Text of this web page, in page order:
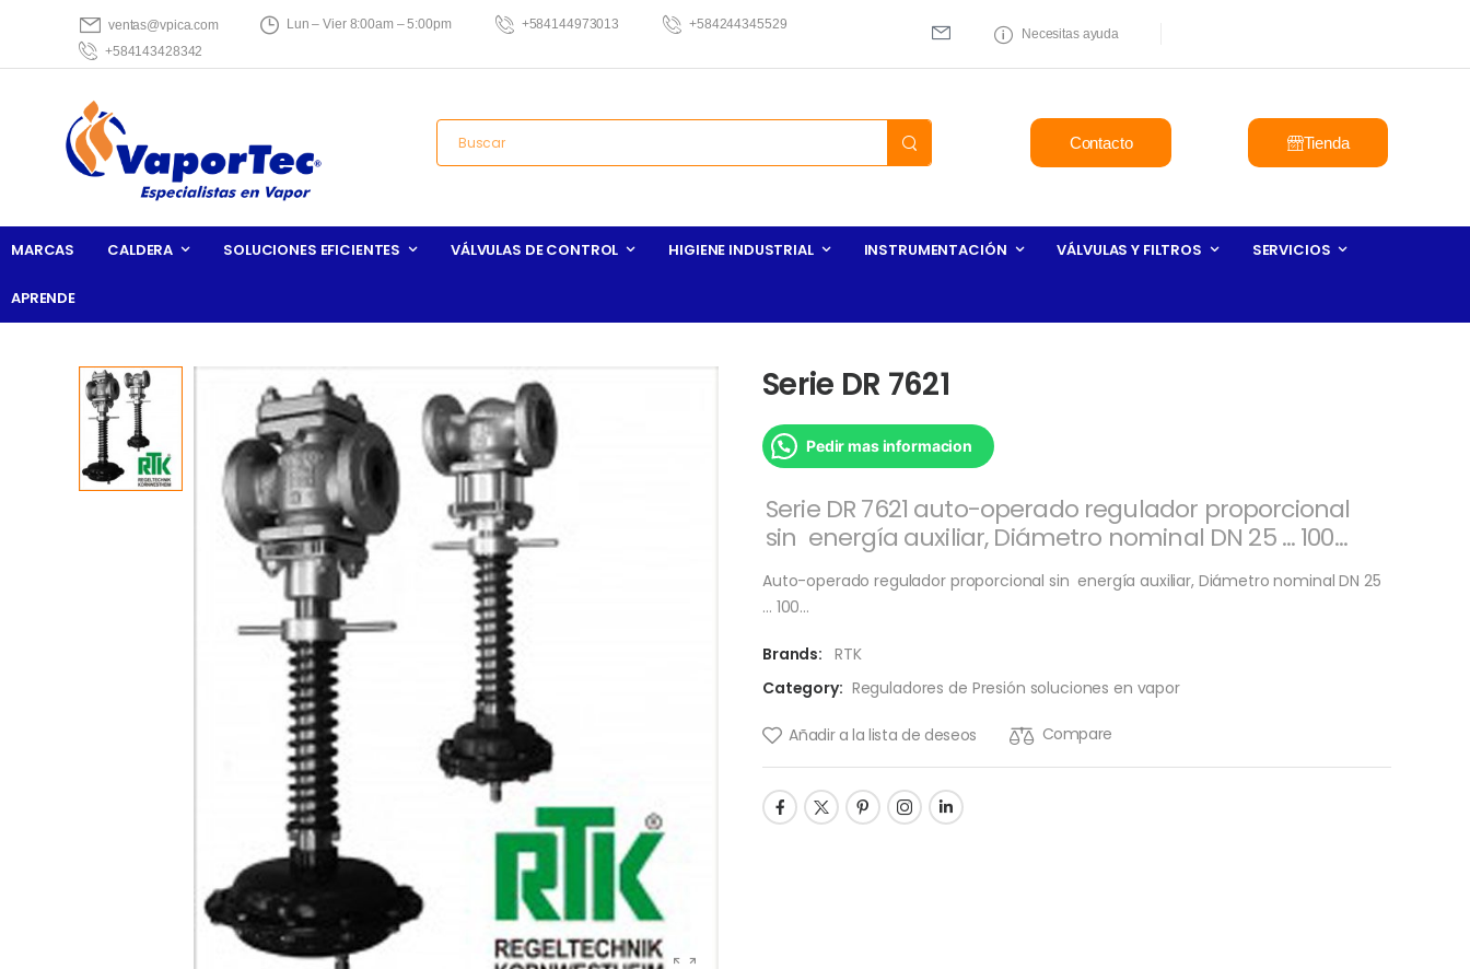
ventas@vpica.com Lun – Vier 8:00am – 5:00pm +584144973013
+584244345529
+584143428342
Necesitas ayuda
Contacto Tienda
MARCAS CALDERA SOLUCIONES EFICIENTES VÁLVULAS DE CONTROL HIGIENE INDUSTRIAL INSTRUMENTACIÓN VÁLVULAS Y FILTROS SERVICIOS
APRENDE
Serie DR 7621
Pedir mas informacion
Serie DR 7621 auto-operado regulador proporcional
sin energía auxiliar, Diámetro nominal DN 25 … 100…
Auto-operado regulador proporcional sin energía auxiliar, Diámetro nominal DN 25
… 100…
Brands: RTK
Category: Reguladores de Presión soluciones en vapor
Añadir a la lista de deseos Compare